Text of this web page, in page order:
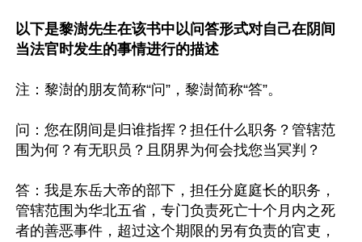
以下是黎澍先生在该书中以问答形式对自己在阴间
当法官时发生的事情进行的描述
注：黎澍的朋友简称“问”，黎澍简称“答”。
问：您在阴间是归谁指挥？担任什么职务？管辖范
围为何？有无职员？且阴界为何会找您当冥判？
答：我是东岳大帝的部下，担任分庭庭长的职务，
管辖范围为华北五省，专门负责死亡十个月内之死
者的善恶事件，超过这个期限的另有负责的官吏，